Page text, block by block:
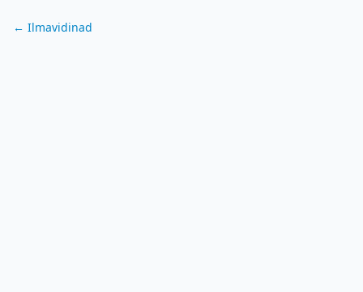
← Ilmavidinad